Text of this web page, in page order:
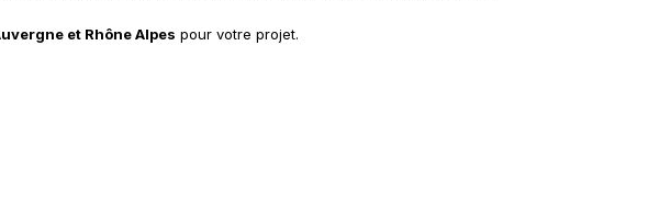
et Rhône Alpes pour votre projet.